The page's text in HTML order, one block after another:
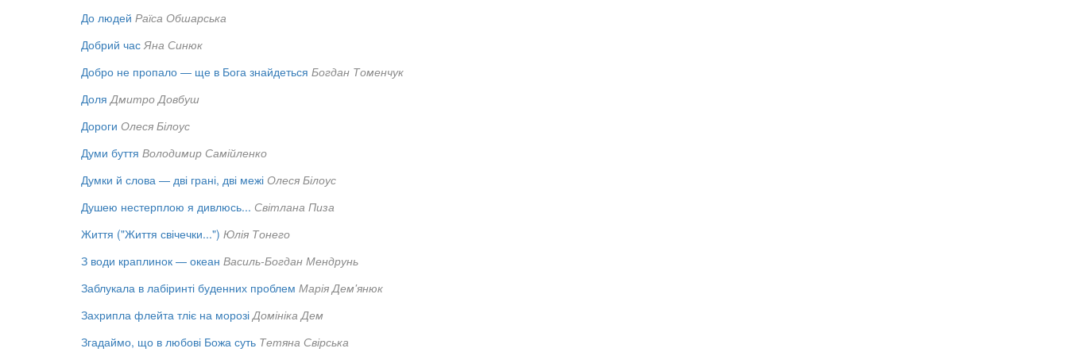
До людей Раїса Обшарська
Добрий час Яна Синюк
Добро не пропало — ще в Бога знайдеться Богдан Томенчук
Доля Дмитро Довбуш
Дороги Олеся Білоус
Думи буття Володимир Самійленко
Думки й слова — дві грані, дві межі Олеся Білоус
Душею нестерплою я дивлюсь... Світлана Пиза
Життя ("Життя свічечки...") Юлія Тонего
З води краплинок — океан Василь-Богдан Мендрунь
Заблукала в лабіринті буденних проблем Марія Дем'янюк
Захрипла флейта тліє на морозі Домініка Дем
Згадаймо, що в любові Божа суть Тетяна Свірська